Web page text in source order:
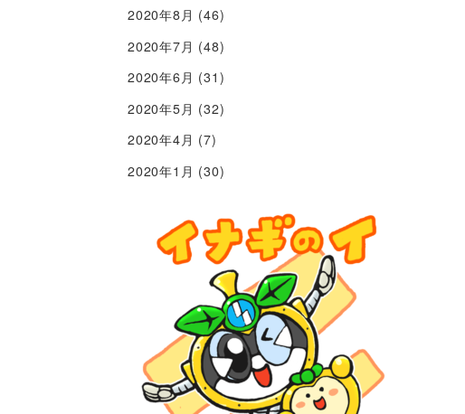
2020年8月 (46)
2020年7月 (48)
2020年6月 (31)
2020年5月 (32)
2020年4月 (7)
2020年1月 (30)